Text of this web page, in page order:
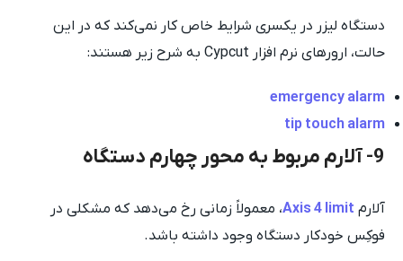
دستگاه لیزر در یکسری شرایط خاص کار نمی‌کند که در این
حالت، ارورهای نرم افزار Cypcut به شرح زیر هستند:
emergency alarm
tip touch alarm
9- آلارم مربوط به محور چهارم دستگاه
آلارم Axis 4 limit، معمولاً زمانی رخ می‌دهد که مشکلی در
فوکِس خودکار دستگاه وجود داشته باشد.